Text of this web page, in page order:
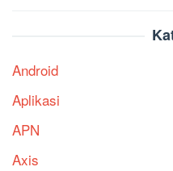
Android
Aplikasi
APN
Axis